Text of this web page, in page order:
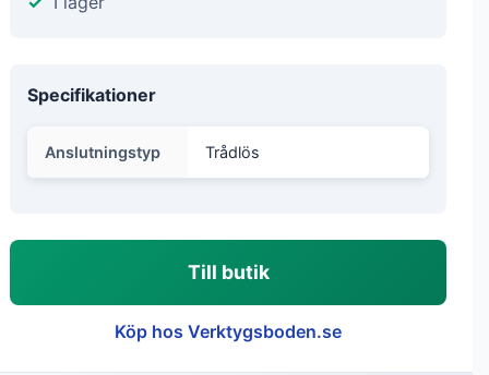
Specifikationer
Anslutningstyp Trådlös
Till butik
Köp hos Verktygsboden.se